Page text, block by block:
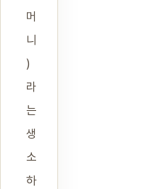
머
니
)
라
는
생
소
하